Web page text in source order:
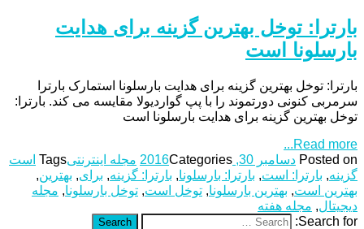
بارترا: توخل بهترین گزینه برای هدایت
بارسلونا است
بارترا: توخل بهترین گزینه برای هدایت بارسلونا استمارک بارترا
سرمربی کنونی دورتموند را با پپ گواردیولا مقایسه می کند. بارترا:
توخل بهترین گزینه برای هدایت بارسلونا است
Read more...
Posted on دسامبر 30, 2016 Categories مجله اینترنتیTags است
گزینه, بارترا: است, بارترا: بارسلونا, بارترا: گزینه, برای, بهترین,
بهترین است, بهترین بارسلونا, توخل است, توخل بارسلونا, مجله
دیجیتال, مجله هفته
Search for:
Search